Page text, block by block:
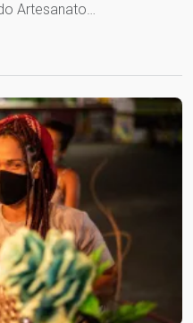
Artesanato…